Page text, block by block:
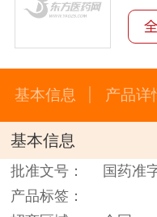
基本信息 产品详
基本信息
批准文号：
国药准
产品标签：